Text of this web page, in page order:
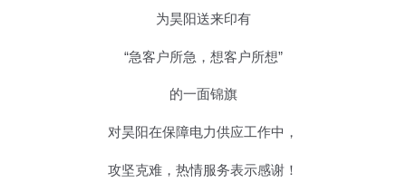
为昊阳送来印有
“急客户所急，想客户所想”
的一面锦旗
对昊阳在保障电力供应工作中，
攻坚克难，热情服务表示感谢！